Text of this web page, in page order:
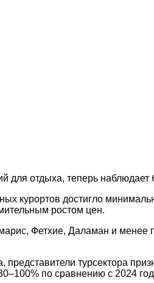
отдыха, теперь наблюдает
курортов достигло
ростом цен.
Фетхие, Даламан и
турсектора
по сравнению с 2024